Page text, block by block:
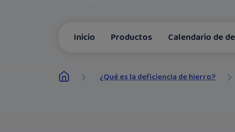
Inicio Productos Calendario de
¿Qué es la deficiencia de hierro?